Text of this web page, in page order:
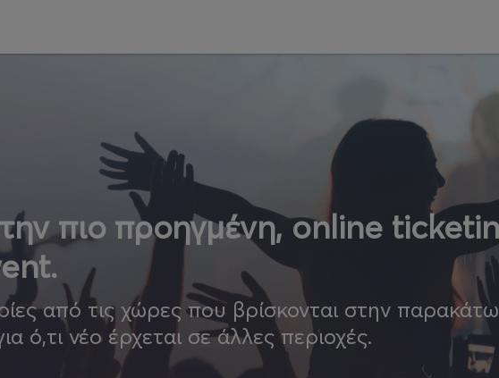
πιο προηγμένη, online
από τις χώρες που βρίσκονται στην παρακάτω
ό,τι νέο έρχεται σε άλλες περιοχές.